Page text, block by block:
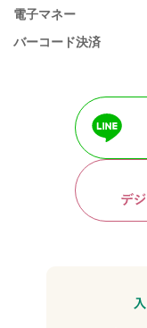
電子マネー
バーコード決済